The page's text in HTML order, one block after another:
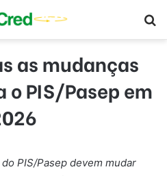
as mudanças
PIS/Pasep em
PIS/Pasep devem mudar